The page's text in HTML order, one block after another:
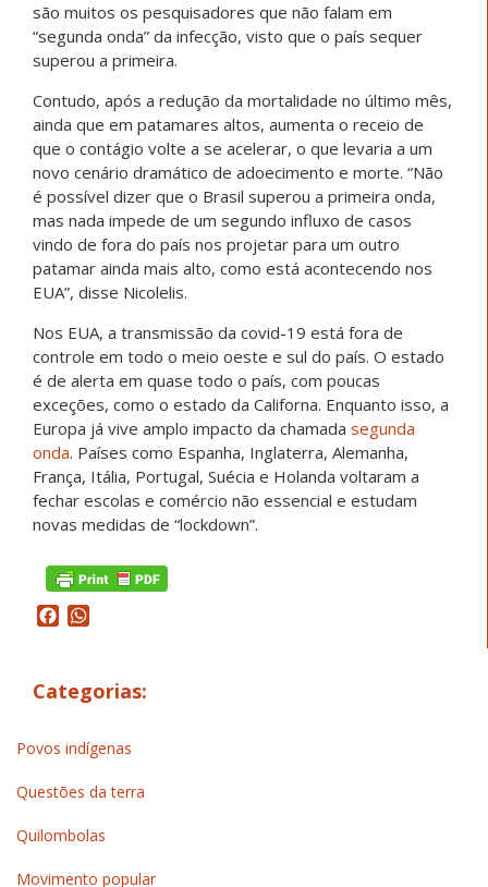
são muitos os pesquisadores que não falam em
“segunda onda” da infecção, visto que o país sequer
superou a primeira.
Contudo, após a redução da mortalidade no último mês,
ainda que em patamares altos, aumenta o receio de
que o contágio volte a se acelerar, o que levaria a um
novo cenário dramático de adoecimento e morte. “Não
é possível dizer que o Brasil superou a primeira onda,
mas nada impede de um segundo influxo de casos
vindo de fora do país nos projetar para um outro
patamar ainda mais alto, como está acontecendo nos
EUA”, disse Nicolelis.
Nos EUA, a transmissão da covid-19 está fora de
controle em todo o meio oeste e sul do país. O estado
é de alerta em quase todo o país, com poucas
exceções, como o estado da Californa. Enquanto isso, a
Europa já vive amplo impacto da chamada segunda
onda. Países como Espanha, Inglaterra, Alemanha,
França, Itália, Portugal, Suécia e Holanda voltaram a
fechar escolas e comércio não essencial e estudam
novas medidas de “lockdown”.
Facebook
Categorias:
Povos indígenas
Questões da terra
Quilombolas
Movimento popular